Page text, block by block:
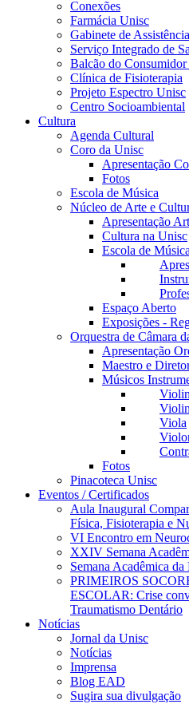
Conexões
Farmácia Unisc
Gabinete de
Serviço Integrado de
Balcão do
Clínica de Fisioterapia
Projeto Espectro Unisc
Centro Socioambiental
Cultura
Agenda Cultural
Coro da Unisc
Apresentação
Fotos
Escola de Música
Núcleo de Arte e
Apresentação
Cultura na Unisc
Escola de
Espaço Aberto
Exposições -
Orquestra de Câmara
Apresentação
Maestro e
Músicos
Viola
Fotos
Pinacoteca Unisc
Eventos / Certificados
Aula Inaugural
Física, Fisioterapia e
VI Encontro em
XXIV Semana
Semana Acadêmica da
PRIMEIROS
ESCOLAR: Crise
Traumatismo Dentário
Notícias
Jornal da Unisc
Notícias
Imprensa
Blog EAD
Sugira sua divulgação